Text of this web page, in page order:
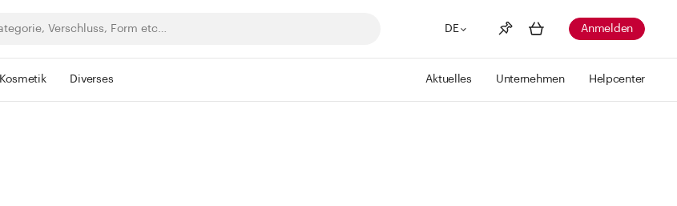
DE
Merkliste Mehr anzeigen
Anmelden
Kosmetik Diverses Aktuelles Unternehmen Helpcenter